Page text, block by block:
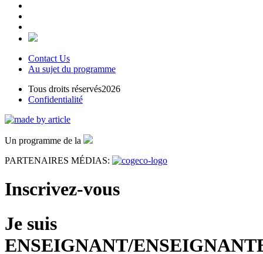
Contact Us
Au sujet du programme
Tous droits réservés2026
Confidentialité
Un programme de la
PARTENAIRES MÉDIAS:
Inscrivez-vous
Je suis
ENSEIGNANT/